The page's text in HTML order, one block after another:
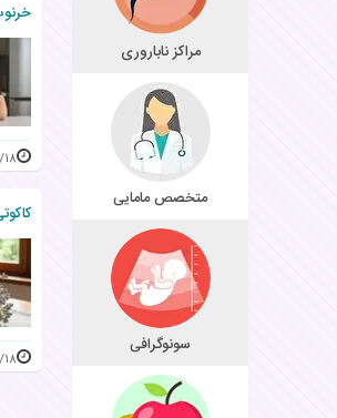
خرنوب برای
کاکوتی برای
مراکز ناباروری
متخصص مامایی
سونوگرافی